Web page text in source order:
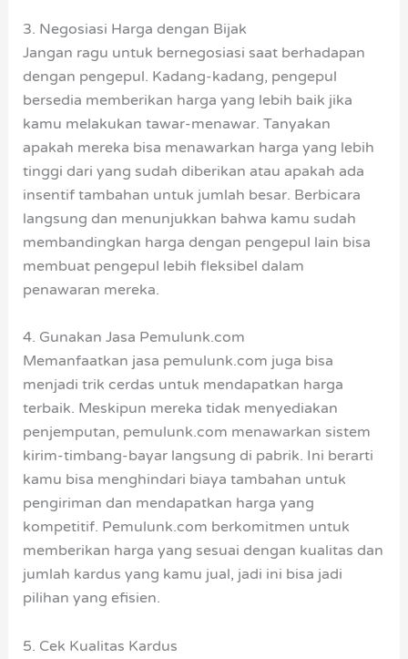
3. Negosiasi Harga dengan Bijak
Jangan ragu untuk bernegosiasi saat berhadapan
dengan pengepul. Kadang-kadang, pengepul
bersedia memberikan harga yang lebih baik jika
kamu melakukan tawar-menawar. Tanyakan
apakah mereka bisa menawarkan harga yang lebih
tinggi dari yang sudah diberikan atau apakah ada
insentif tambahan untuk jumlah besar. Berbicara
langsung dan menunjukkan bahwa kamu sudah
membandingkan harga dengan pengepul lain bisa
membuat pengepul lebih fleksibel dalam
penawaran mereka.
4. Gunakan Jasa Pemulunk.com
Memanfaatkan jasa pemulunk.com juga bisa
menjadi trik cerdas untuk mendapatkan harga
terbaik. Meskipun mereka tidak menyediakan
penjemputan, pemulunk.com menawarkan sistem
kirim-timbang-bayar langsung di pabrik. Ini berarti
kamu bisa menghindari biaya tambahan untuk
pengiriman dan mendapatkan harga yang
kompetitif. Pemulunk.com berkomitmen untuk
memberikan harga yang sesuai dengan kualitas dan
jumlah kardus yang kamu jual, jadi ini bisa jadi
pilihan yang efisien.
5. Cek Kualitas Kardus